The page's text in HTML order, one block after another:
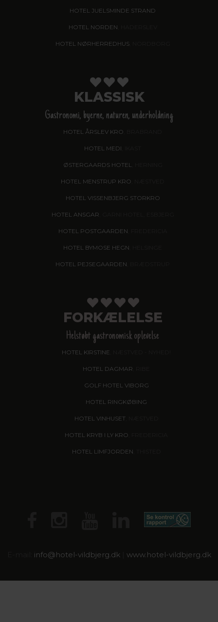
HOTEL JUELSMINDE STRAND
HOTEL NORDEN
HOTEL NØRHERREDHUS, NORDBORG
KLASSISK
Gastronomi, byerne, naturen, underholdning
HOTEL ÅRSLEV KRO
HOTEL MEDI
ØSTERGAARDS HOTEL
HOTEL MENSTRUP KRO
HOTEL VISSENBJERG STORKRO
HOTEL ANSGAR
HOTEL POSTGAARDEN
HOTEL BYMOSE HEGN
HOTEL PEJSEGAARDEN
FORKÆLELSE
Helstøbt gastronomisk oplevelse
HOTEL KIRSTINE
HOTEL DAGMAR
GOLF HOTEL VIBORG
HOTEL RINGKØBING
HOTEL VINHUSET, NÆSTVED
HOTEL KRYB I LY KRO
HOTEL LIMFJORDEN
info@hotel-vildbjerg.dk| www.hotel-vildbjerg.dk